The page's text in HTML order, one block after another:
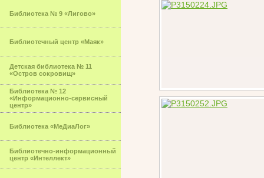
Библиотека № 9 «Лигово»
Библиотечный центр «Маяк»
Детская библиотека № 11
«Остров сокровищ»
Библиотека № 12
«Информационно-сервисный
центр»
Библиотека «МеДиаЛог»
Библиотечно-информационный
центр «Интеллект»